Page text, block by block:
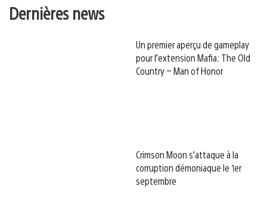
Dernières news
Un premier aperçu de gameplay
pour l’extension Mafia: The Old
Country – Man of Honor
Crimson Moon s’attaque à la
corruption démoniaque le 1er
septembre